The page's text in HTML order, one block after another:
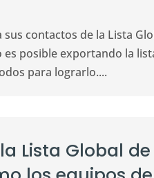
contactos de la Lista
es posible exportando la
para lograrlo....
Lista Global de